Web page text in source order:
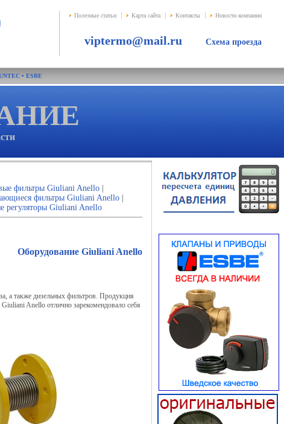
Полезные статьи Карта сайта Контакты Новости компании
viptermo@mail.ru Схема проезда
• ESBE
фильтры Giuliani Anello|
фильтры Giuliani Anello|
регуляторы Giuliani Anello
Оборудование Giuliani Anello
а также дизельных фильтров. Продукция
Anello отлично зарекомендовало себя